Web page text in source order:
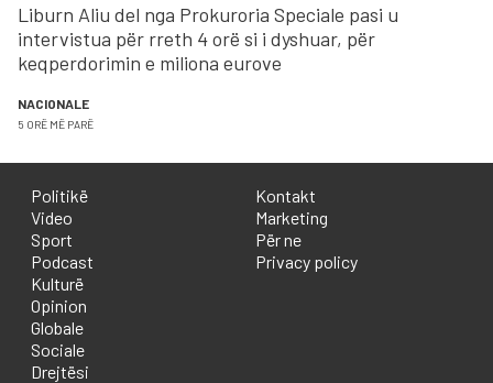
Liburn Aliu del nga Prokuroria Speciale pasi u
intervistua për rreth 4 orë si i dyshuar, për
keqperdorimin e miliona eurove
NACIONALE
5 ORË MË PARË
Politikë
Video
Sport
Podcast
Kulturë
Opinion
Globale
Sociale
Drejtësi
Kontakt
Marketing
Për ne
Privacy policy